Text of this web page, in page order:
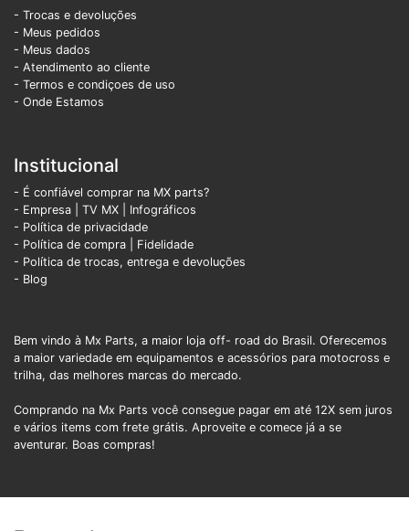
- Trocas e devoluções
- Meus pedidos
- Meus dados
- Atendimento ao cliente
- Termos e condiçoes de uso
- Onde Estamos
Institucional
- É confiável comprar na MX parts?
- Empresa
TV MX
Infográficos
- Política de privacidade
- Política de compra | Fidelidade
- Política de trocas, entrega e devoluções
- Blog
Bem vindo à Mx Parts, a maior loja off- road do Brasil. Oferecemos
a maior variedade em equipamentos e acessórios para motocross e
trilha, das melhores marcas do mercado.
Comprando na Mx Parts você consegue pagar em até 12X sem juros
e vários items com frete grátis. Aproveite e comece já a se
aventurar. Boas compras!